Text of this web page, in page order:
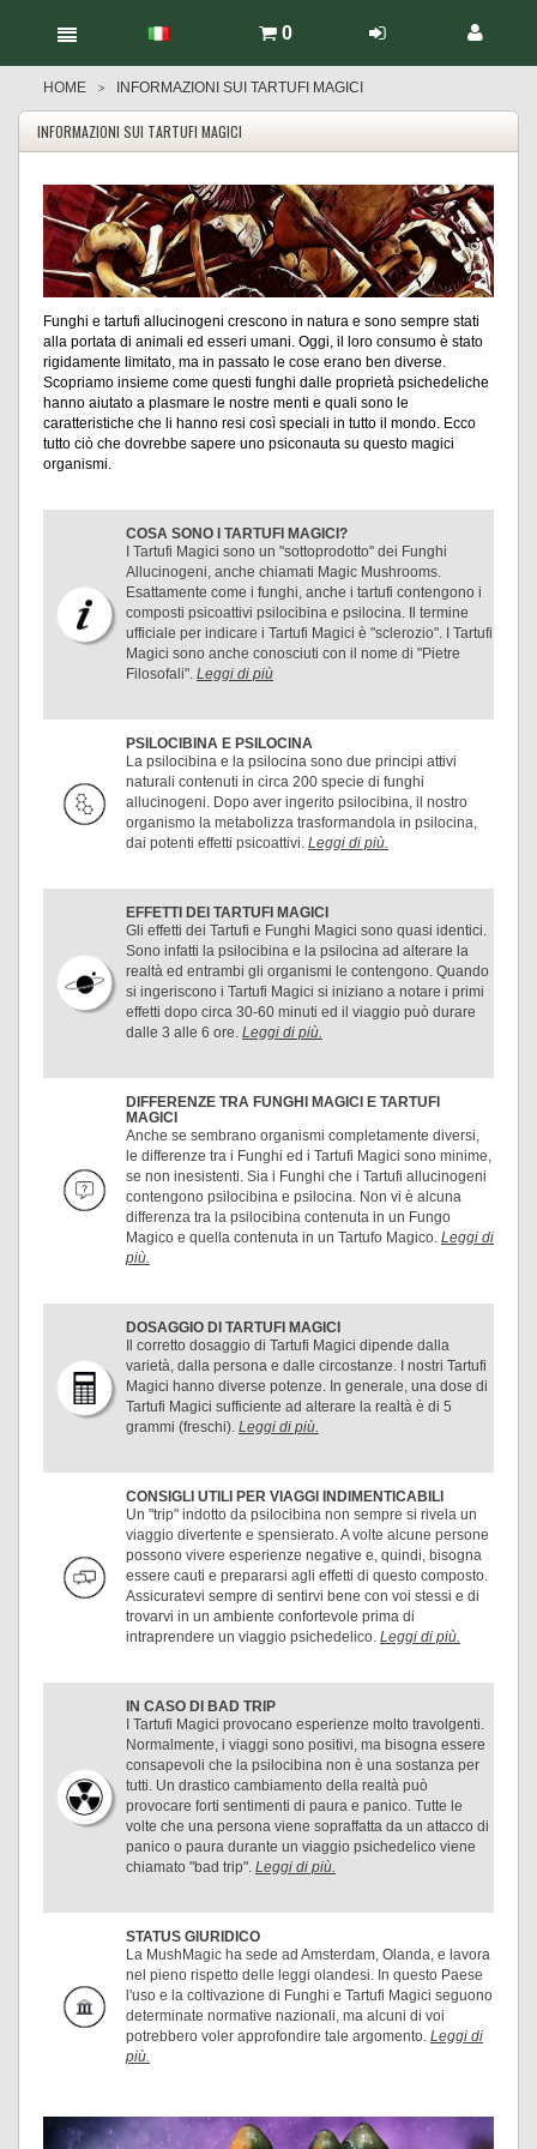
0
HOME > INFORMAZIONI SUI TARTUFI MAGICI
INFORMAZIONI SUI TARTUFI MAGICI
Funghi e tartufi allucinogeni crescono in natura e sono sempre stati
alla portata di animali ed esseri umani. Oggi, il loro consumo è stato
rigidamente limitato, ma in passato le cose erano ben diverse.
Scopriamo insieme come questi funghi dalle proprietà psichedeliche
hanno aiutato a plasmare le nostre menti e quali sono le
caratteristiche che li hanno resi così speciali in tutto il mondo. Ecco
tutto ciò che dovrebbe sapere uno psiconauta su questo magici
organismi.
COSA SONO I TARTUFI MAGICI?
I Tartufi Magici sono un "sottoprodotto" dei Funghi
Allucinogeni, anche chiamati Magic Mushrooms.
Esattamente come i funghi, anche i tartufi contengono i
composti psicoattivi psilocibina e psilocina. Il termine
ufficiale per indicare i Tartufi Magici è "sclerozio". I Tartufi
Magici sono anche conosciuti con il nome di "Pietre
Filosofali". Leggi di più
PSILOCIBINA E PSILOCINA
La psilocibina e la psilocina sono due principi attivi
naturali contenuti in circa 200 specie di funghi
allucinogeni. Dopo aver ingerito psilocibina, il nostro
organismo la metabolizza trasformandola in psilocina,
dai potenti effetti psicoattivi. Leggi di più.
EFFETTI DEI TARTUFI MAGICI
Gli effetti dei Tartufi e Funghi Magici sono quasi identici.
Sono infatti la psilocibina e la psilocina ad alterare la
realtà ed entrambi gli organismi le contengono. Quando
si ingeriscono i Tartufi Magici si iniziano a notare i primi
effetti dopo circa 30-60 minuti ed il viaggio può durare
dalle 3 alle 6 ore. Leggi di più.
DIFFERENZE TRA FUNGHI MAGICI E TARTUFI
MAGICI
Anche se sembrano organismi completamente diversi,
le differenze tra i Funghi ed i Tartufi Magici sono minime,
se non inesistenti. Sia i Funghi che i Tartufi allucinogeni
contengono psilocibina e psilocina. Non vi è alcuna
differenza tra la psilocibina contenuta in un Fungo
Magico e quella contenuta in un Tartufo Magico. Leggi di
più.
DOSAGGIO DI TARTUFI MAGICI
Il corretto dosaggio di Tartufi Magici dipende dalla
varietà, dalla persona e dalle circostanze. I nostri Tartufi
Magici hanno diverse potenze. In generale, una dose di
Tartufi Magici sufficiente ad alterare la realtà è di 5
grammi (freschi). Leggi di più.
CONSIGLI UTILI PER VIAGGI INDIMENTICABILI
Un "trip" indotto da psilocibina non sempre si rivela un
viaggio divertente e spensierato. A volte alcune persone
possono vivere esperienze negative e, quindi, bisogna
essere cauti e prepararsi agli effetti di questo composto.
Assicuratevi sempre di sentirvi bene con voi stessi e di
trovarvi in un ambiente confortevole prima di
intraprendere un viaggio psichedelico. Leggi di più.
IN CASO DI BAD TRIP
I Tartufi Magici provocano esperienze molto travolgenti.
Normalmente, i viaggi sono positivi, ma bisogna essere
consapevoli che la psilocibina non è una sostanza per
tutti. Un drastico cambiamento della realtà può
provocare forti sentimenti di paura e panico. Tutte le
volte che una persona viene sopraffatta da un attacco di
panico o paura durante un viaggio psichedelico viene
chiamato "bad trip". Leggi di più.
STATUS GIURIDICO
La MushMagic ha sede ad Amsterdam, Olanda, e lavora
nel pieno rispetto delle leggi olandesi. In questo Paese
l'uso e la coltivazione di Funghi e Tartufi Magici seguono
determinate normative nazionali, ma alcuni di voi
potrebbero voler approfondire tale argomento. Leggi di
più.